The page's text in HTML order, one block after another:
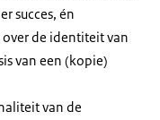
succes, én
de identiteit van
van een (kopie)
van de